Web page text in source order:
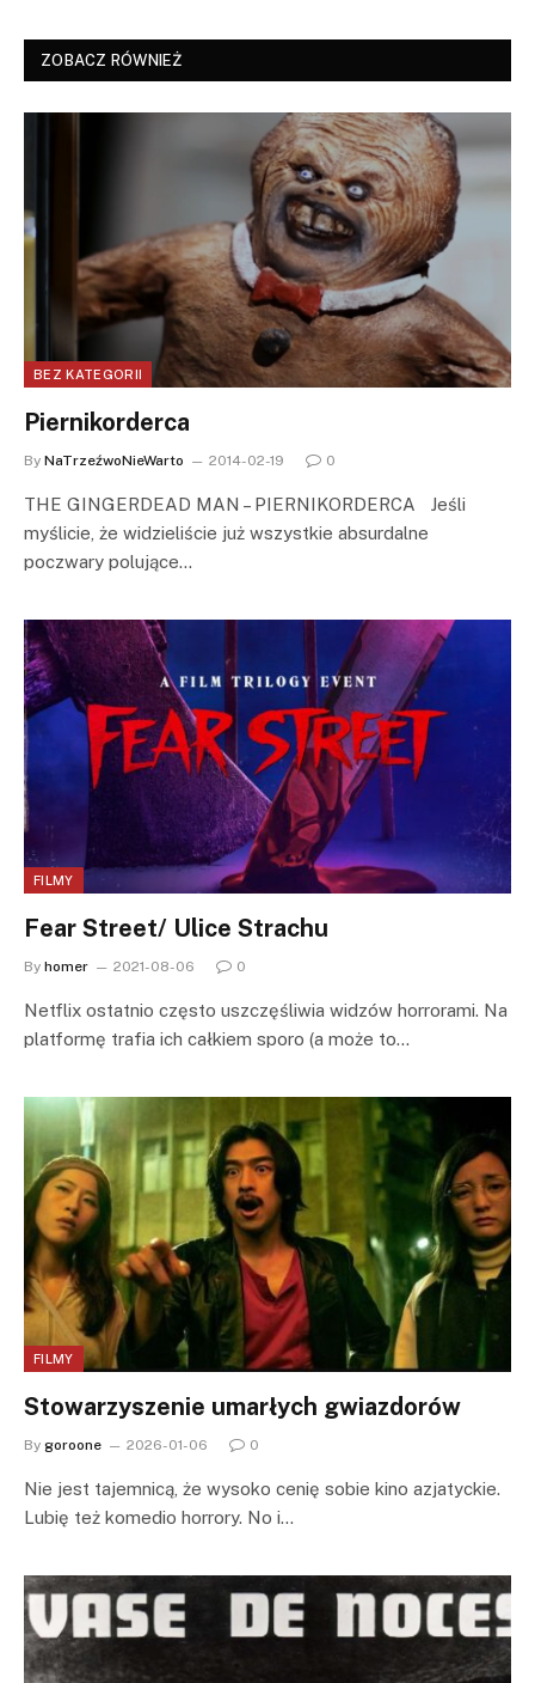
ZOBACZ RÓWNIEŻ
BEZ KATEGORII
Piernikorderca
By NaTrzeźwoNieWarto 2014-02-19 0
THE GINGERDEAD MAN – PIERNIKORDERCA Jeśli
myślicie, że widzieliście już wszystkie absurdalne
poczwary polujące…
FILMY
Fear Street/ Ulice Strachu
By homer 2021-08-06 0
Netflix ostatnio często uszczęśliwia widzów horrorami. Na
platformę trafia ich całkiem sporo (a może to…
FILMY
Stowarzyszenie umarłych gwiazdorów
By goroone 2026-01-06 0
Nie jest tajemnicą, że wysoko cenię sobie kino azjatyckie.
Lubię też komedio horrory. No i…